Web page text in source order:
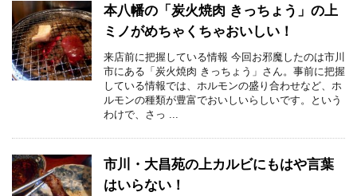
本八幡の「炭火焼肉 きっちょう」の上
ミノがめちゃくちゃおいしい！
来店前に把握している情報 今回お邪魔したのは市川
市にある「炭火焼肉 きっちょう」さん。事前に把握
している情報では、ホルモンの盛り合わせなど、ホ
ルモンの種類が豊富でおいしいらしいです。という
わけで、さっ ...
市川・大昌苑の上カルビにもはや言葉
はいらない！